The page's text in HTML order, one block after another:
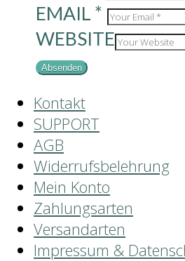
EMAIL *
WEBSITE
Kontakt
SUPPORT
AGB
Widerrufsbelehrung
Mein Konto
Zahlungsarten
Versandarten
Impressum &